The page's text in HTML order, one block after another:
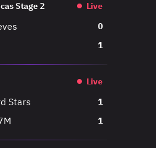
Stage 2 Live
0
1
Live
Stars 1
1